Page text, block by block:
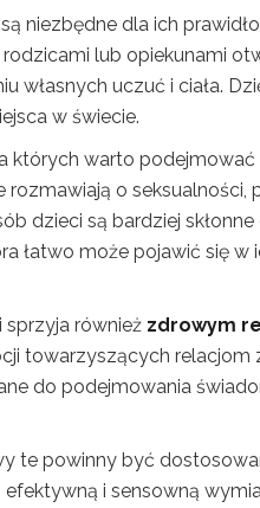
niezbędne dla ich
lub opiekunami
własnych uczuć i ciała.
w świecie.
których warto
o seksualności,
dzieci są bardziej
łatwo może pojawić się w
sprzyja również zdrowym
towarzyszących relacjom
do podejmowania
te powinny być
i sensowną